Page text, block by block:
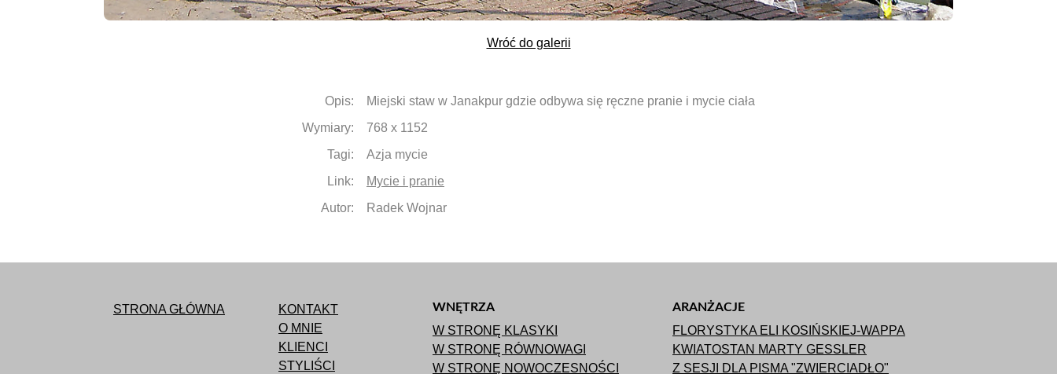
Wróć do galerii
Opis:
Miejski staw w Janakpur gdzie odbywa się ręczne pranie i mycie ciała
Wymiary:
768 x 1152
Tagi:
Azja mycie
Link:
Mycie i pranie
Autor:
Radek Wojnar
STRONA GŁÓWNA
KONTAKT
O MNIE
KLIENCI
STYLIŚCI
WNĘTRZA
W STRONĘ KLASYKI
W STRONĘ RÓWNOWAGI
W STRONĘ NOWOCZESNOŚCI
ARANŻACJE
FLORYSTYKA ELI KOSIŃSKIEJ-WAPPA
KWIATOSTAN MARTY GESSLER
Z SESJI DLA PISMA "ZWIERCIADŁO"